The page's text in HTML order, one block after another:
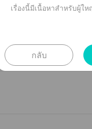
เรื่องนี้มีเนื้อหาสำหรับผู้ใ
กลับ